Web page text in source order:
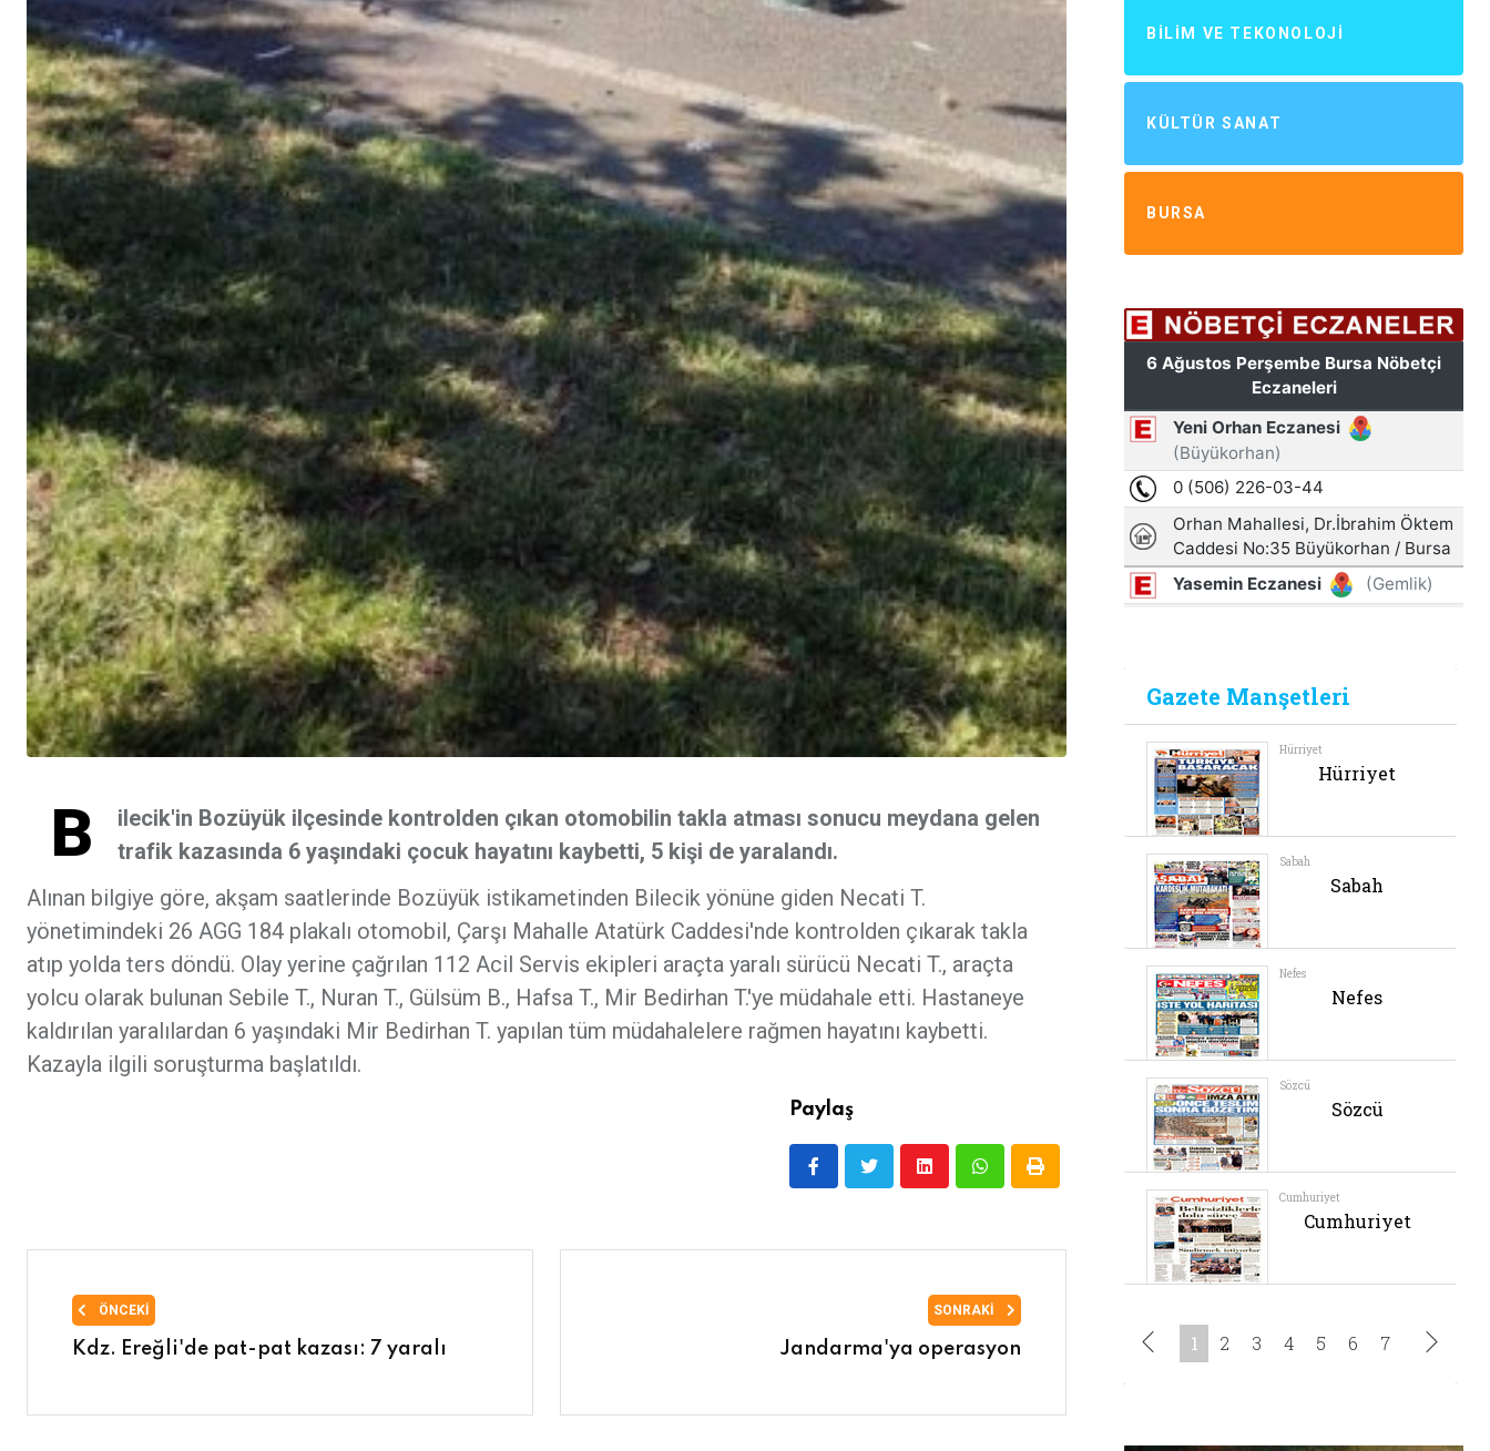
B
ilecik'in Bozüyük ilçesinde kontrolden çıkan otomobilin takla atması sonucu meydana gelen
trafik kazasında 6 yaşındaki çocuk hayatını kaybetti, 5 kişi de yaralandı.
Alınan bilgiye göre, akşam saatlerinde Bozüyük istikametinden Bilecik yönüne giden Necati T.
yönetimindeki 26 AGG 184 plakalı otomobil, Çarşı Mahalle Atatürk Caddesi'nde kontrolden çıkarak takla
atıp yolda ters döndü. Olay yerine çağrılan 112 Acil Servis ekipleri araçta yaralı sürücü Necati T., araçta
yolcu olarak bulunan Sebile T., Nuran T., Gülsüm B., Hafsa T., Mir Bedirhan T.'ye müdahale etti. Hastaneye
kaldırılan yaralılardan 6 yaşındaki Mir Bedirhan T. yapılan tüm müdahalelere rağmen hayatını kaybetti.
Kazayla ilgili soruşturma başlatıldı.
Paylaş
ÖNCEKI
Kdz. Ereğli'de pat-pat kazası: 7 yaralı
SONRAKI
Jandarma'ya operasyon
BILIM VE TEKONOLOJI
KÜLTÜR SANAT
BURSA